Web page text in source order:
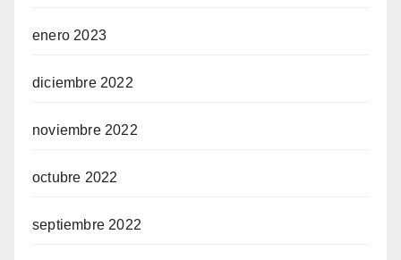
enero 2023
diciembre 2022
noviembre 2022
octubre 2022
septiembre 2022